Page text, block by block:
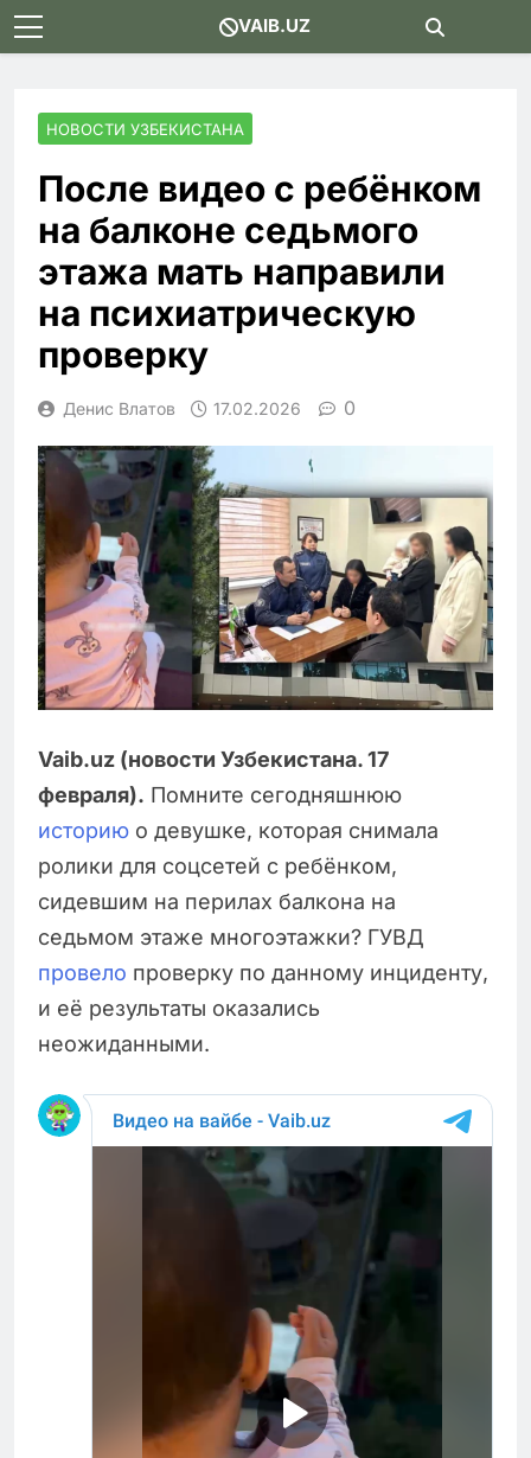
Skip
to
VAIB.UZ
НОВОСТИ УЗБЕКИСТАНА
После видео с ребёнком
на балконе седьмого
этажа мать направили
на психиатрическую
проверку
Денис Влатов 17.02.2026 0
Vaib.uz (новости Узбекистана. 17
февраля). Помните сегодняшнюю
историю о девушке, которая снимала
ролики для соцсетей с ребёнком,
сидевшим на перилах балкона на
седьмом этаже многоэтажки? ГУВД
провело проверку по данному инциденту,
и её результаты оказались
неожиданными.